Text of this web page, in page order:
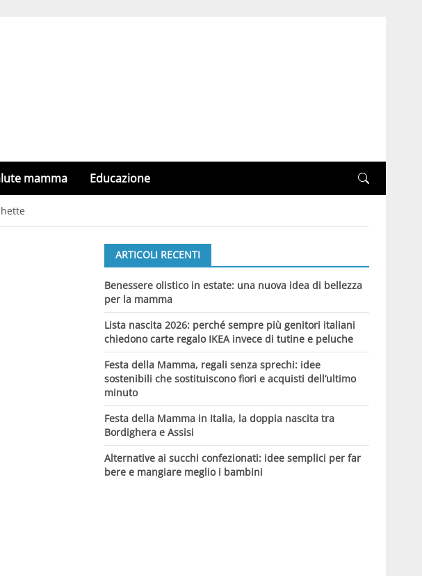
mamma Educazione
ARTICOLI RECENTI
Benessere olistico in estate: una nuova idea di bellezza
per la mamma
Lista nascita 2026: perché sempre più genitori italiani
chiedono carte regalo IKEA invece di tutine e peluche
Festa della Mamma, regali senza sprechi: idee
sostenibili che sostituiscono fiori e acquisti dell’ultimo
minuto
Festa della Mamma in Italia, la doppia nascita tra
Bordighera e Assisi
Alternative ai succhi confezionati: idee semplici per far
bere e mangiare meglio i bambini